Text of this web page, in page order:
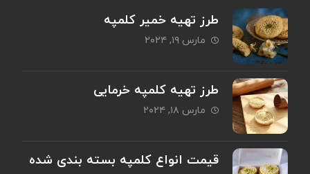
طرز تهیه خمیر کلمپه
مارس ۱۹, ۲۰۲۴
طرز تهیه کلمپه خرمایی
مارس ۱۸, ۲۰۲۴
قیمت انواع کلمپه بسته بندی شده